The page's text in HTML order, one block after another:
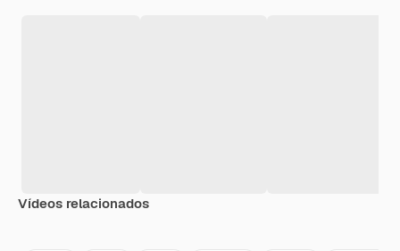
Vídeos relacionados